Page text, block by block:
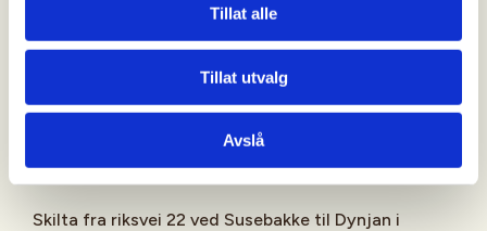
Tillat alle
Tillat utvalg
Avslå
Innen 16. september
Skilta fra riksvei 22 ved Susebakke til Dynjan i